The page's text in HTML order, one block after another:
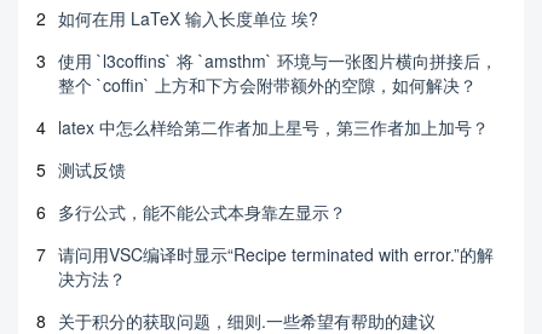
2 如何在用 LaTeX 输入长度单位 埃?
3 使用 `l3coffins` 将 `amsthm` 环境与一张图片横向拼接后，
整个 `coffin` 上方和下方会附带额外的空隙，如何解决？
4 latex 中怎么样给第二作者加上星号，第三作者加上加号？
5 测试反馈
6 多行公式，能不能公式本身靠左显示？
7 请问用VSC编译时显示“Recipe terminated with error.”的解
决方法？
8 关于积分的获取问题，细则.一些希望有帮助的建议